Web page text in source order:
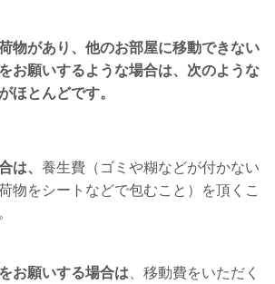
物があり、他のお部屋に移動できない
お願いするような場合は、次のような
ほとんどです。
は、 養生費（ゴミや糊などが付かない
物をシートなどで包むこと）を頂くこ
お願いする場合は 、移動費をいただく